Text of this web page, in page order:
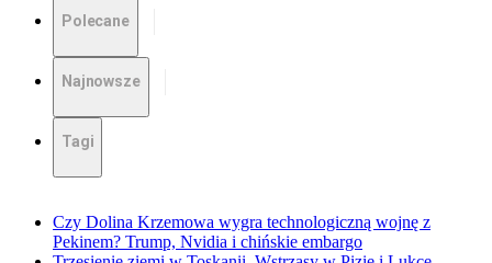
Polecane
Najnowsze
Tagi
Czy Dolina Krzemowa wygra technologiczną wojnę z
Pekinem? Trump, Nvidia i chińskie embargo